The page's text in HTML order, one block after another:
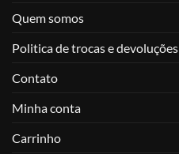
Quem somos
Politica de trocas e devoluções
Contato
Minha conta
Carrinho